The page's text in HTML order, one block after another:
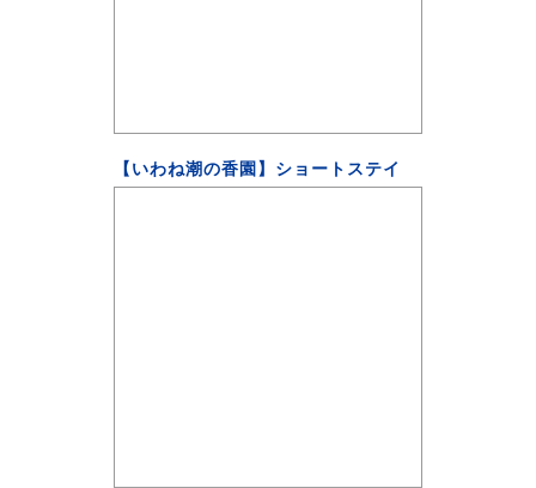
【いわね潮の香園】ショートステイ